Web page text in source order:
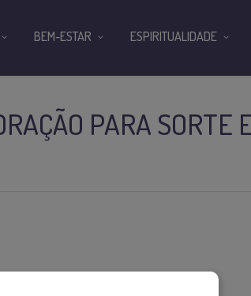
PARA SORTE
BEM-ESTAR ESPIRITUALIDADE